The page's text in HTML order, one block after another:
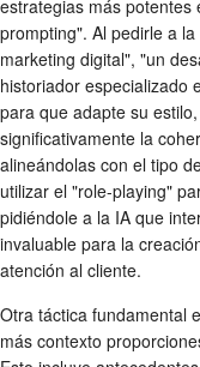
estrategias más potentes
prompting". Al pedirle a
marketing digital", "un
historiador especializado
para que adapte su
significativamente la
alineándolas con el tipo
utilizar el "role-playing"
pidiéndole a la IA que
invaluable para la
atención al cliente.
Otra táctica fundamental
más contexto